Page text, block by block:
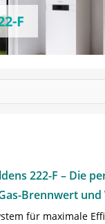
F
222-F – Die
Brennwert
für maximale